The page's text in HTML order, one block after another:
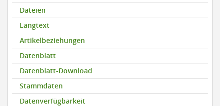
Dateien
Langtext
Artikelbeziehungen
Datenblatt
Datenblatt-Download
Stammdaten
Datenverfügbarkeit